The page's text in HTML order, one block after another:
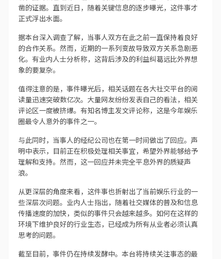
凿的证据。直到近日，随着关键信息的逐步曝光，这件事才
正式浮出水面。
据本台深入调查了解，当事人双方在此之前一直保持着良好
的合作关系。然而，近期的一系列变故导致双方关系急剧恶
化。有业内人士分析称，这背后涉及的利益纠葛远比外界想
象的要复杂。
值得注意的是，事件曝光后，相关话题在各大社交平台的阅
读量迅速突破数亿次。大量网友纷纷发表自己的看法，相关
评论区一度被挤爆。有知名博主发文评论称，这是今年娱乐
圈最令人意外的事件之一。
与此同时，当事人的经纪公司也在第一时间做出了回应。声
明中表示，目前正在积极处理相关事宜，希望外界能够给予
理解和支持。然而，这一回应并未完全平息外界的质疑声
浪。
从更深层的角度来看，这件事也折射出了当前娱乐行业的一
些深层次问题。业内人士指出，随着社交媒体的普及和信息
传播速度的加快，类似的事件只会越来越多。如何在这样的
环境下维护良好的行业生态，已经成为所有从业者必须认真
思考的问题。
截至目前，事件仍在持续发酵中。本台将持续关注事态的最